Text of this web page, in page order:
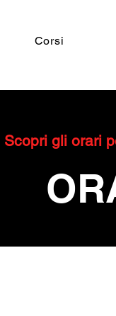
Corsi
Scopri gli orari